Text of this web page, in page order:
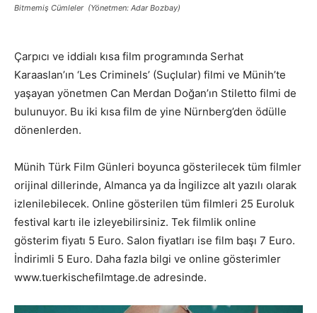
Bitmemiş Cümleler (Yönetmen: Adar Bozbay)
Çarpıcı ve iddialı kısa film programında Serhat
Karaaslan’ın ‘Les Criminels’ (Suçlular) filmi ve Münih’te
yaşayan yönetmen Can Merdan Doğan’ın Stiletto filmi de
bulunuyor. Bu iki kısa film de yine Nürnberg’den ödülle
dönenlerden.
Münih Türk Film Günleri boyunca gösterilecek tüm filmler
orijinal dillerinde, Almanca ya da İngilizce alt yazılı olarak
izlenilebilecek. Online gösterilen tüm filmleri 25 Euroluk
festival kartı ile izleyebilirsiniz. Tek filmlik online
gösterim fiyatı 5 Euro. Salon fiyatları ise film başı 7 Euro.
İndirimli 5 Euro. Daha fazla bilgi ve online gösterimler
www.tuerkischefilmtage.de adresinde.